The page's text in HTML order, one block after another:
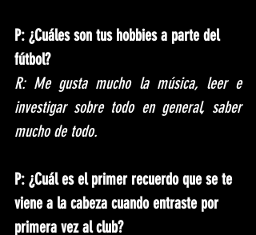
P: ¿Cuáles son tus hobbies a parte del
fútbol?
R: Me gusta mucho la música, leer e
investigar sobre todo en general, saber
mucho de todo.
P: ¿Cuál es el primer recuerdo que se te
viene a la cabeza cuando entraste por
primera vez al club?